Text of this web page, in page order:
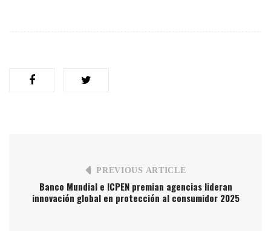
PREVIOUS ARTICLE
Banco Mundial e ICPEN premian agencias lideran
innovación global en protección al consumidor 2025